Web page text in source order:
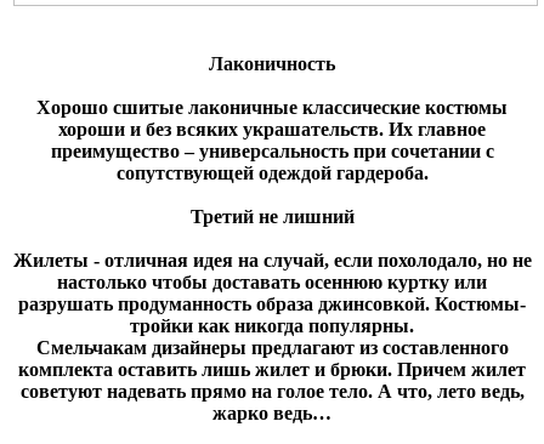
Лаконичность
Хорошо сшитые лаконичные классические костюмы
хороши и без всяких украшательств. Их главное
преимущество – универсальность при сочетании с
сопутствующей одеждой гардероба.
Третий не лишний
Жилеты - отличная идея на случай, если похолодало, но не
настолько чтобы доставать осеннюю куртку или
разрушать продуманность образа джинсовкой. Костюмы-
тройки как никогда популярны.
Смельчакам дизайнеры предлагают из составленного
комплекта оставить лишь жилет и брюки. Причем жилет
советуют надевать прямо на голое тело. А что, лето ведь,
жарко ведь…